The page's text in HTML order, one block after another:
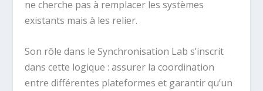
ne cherche pas à remplacer les systèmes
existants mais à les relier.
Son rôle dans le Synchronisation Lab s’inscrit
dans cette logique : assurer la coordination
entre différentes plateformes et garantir qu’un